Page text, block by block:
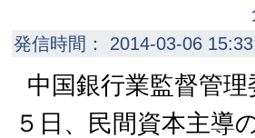
発信時間： 2014-03-06
中国銀行業監督管
５日、民間資本主導